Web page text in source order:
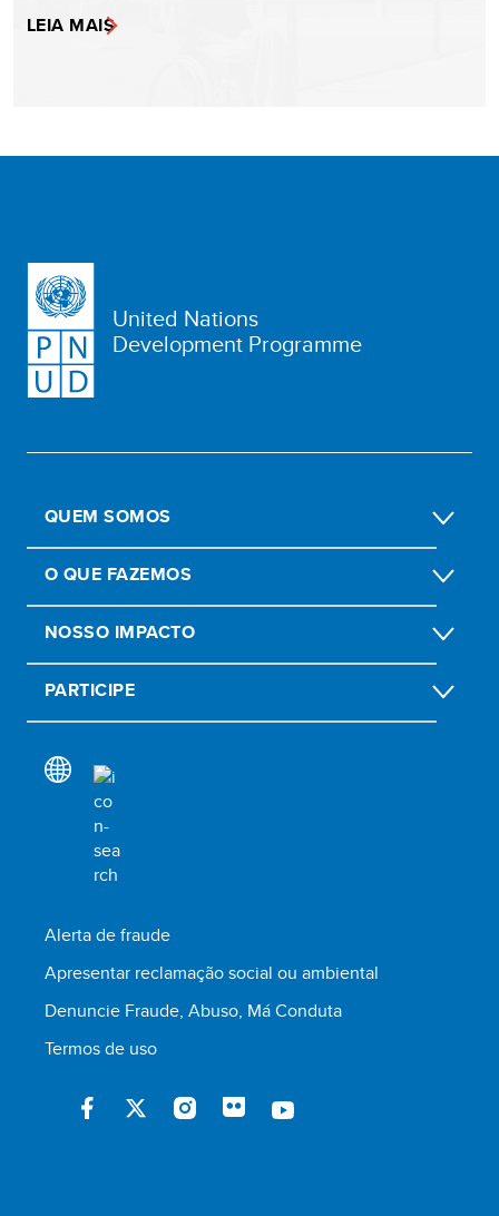
LEIA MAIS
United Nations
Development Programme
QUEM SOMOS
O QUE FAZEMOS
NOSSO IMPACTO
PARTICIPE
Alerta de fraude
Apresentar reclamação social ou ambiental
Denuncie Fraude, Abuso, Má Conduta
Termos de uso